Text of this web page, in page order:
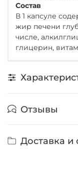
Состав
В 1 капсуле
жир печени
числе,
глицерин,
Отзывы
Доставка и